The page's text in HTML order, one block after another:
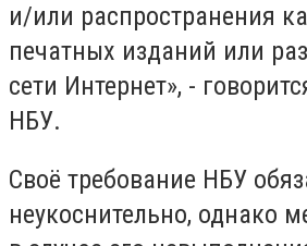
и/или распространения
печатных изданий или
сети Интернет», -
НБУ.
Своё требование НБУ
неукоснительно, однако